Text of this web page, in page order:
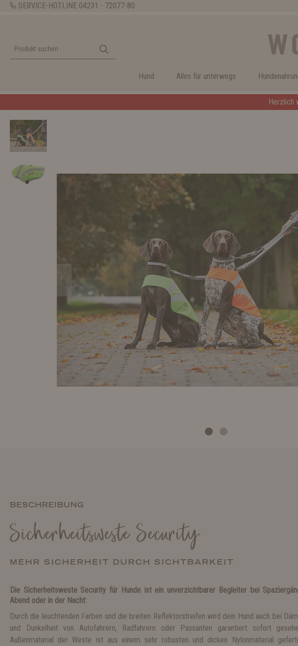
SERVICE-HOTLINE 04231 - 72077-80
Hund Alles für unterwegs
Herzlich
BESCHREIBUNG
Sicherheitsweste Security
MEHR SICHERHEIT DURCH SICHTBARKEIT
Die Sicherheitsweste Security für Hunde ist ein unverzichtbarer Begleiter bei
Abend oder in der Nacht:
Durch die leuchtenden Farben und die breiten Reflektorstreifen wird dein Hund auch bei
und Dunkelheit von Autofahrern, Radfahrern oder Passanten garantiert sofort
Außenmaterial der Weste ist aus einem sehr robusten und dicken Nylonmaterial